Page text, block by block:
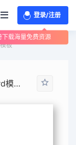
登录/注册
下载海量免费资源
板
软件捆绑合作协议合同协议word模板